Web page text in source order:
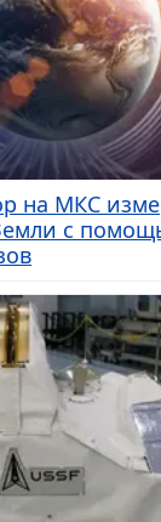
на МКС
с